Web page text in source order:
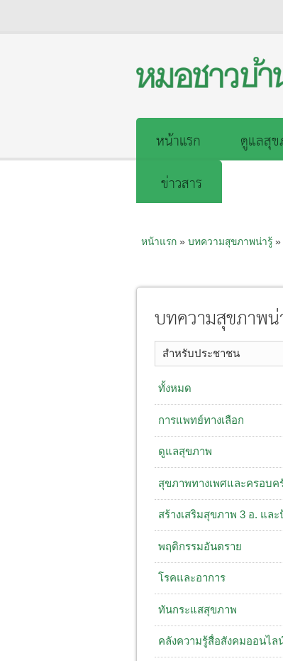
หน้าแรก ดูแลสุข
ข่าวสาร
หน้าแรก» บทความสุขภาพน่ารู้»
บทความสุขภาพน่
สำหรับประชาชน
ทั้งหมด
การแพทย์ทางเลือก
ดูแลสุขภาพ
สุขภาพทางเพศและครอบค
สร้างเสริมสุขภาพ 3 อ. ​แล
พฤติกรรมอันตราย
โรคและอาการ
ทันกระแสสุขภาพ
คลังความรู้สื่อสังคมออนไล